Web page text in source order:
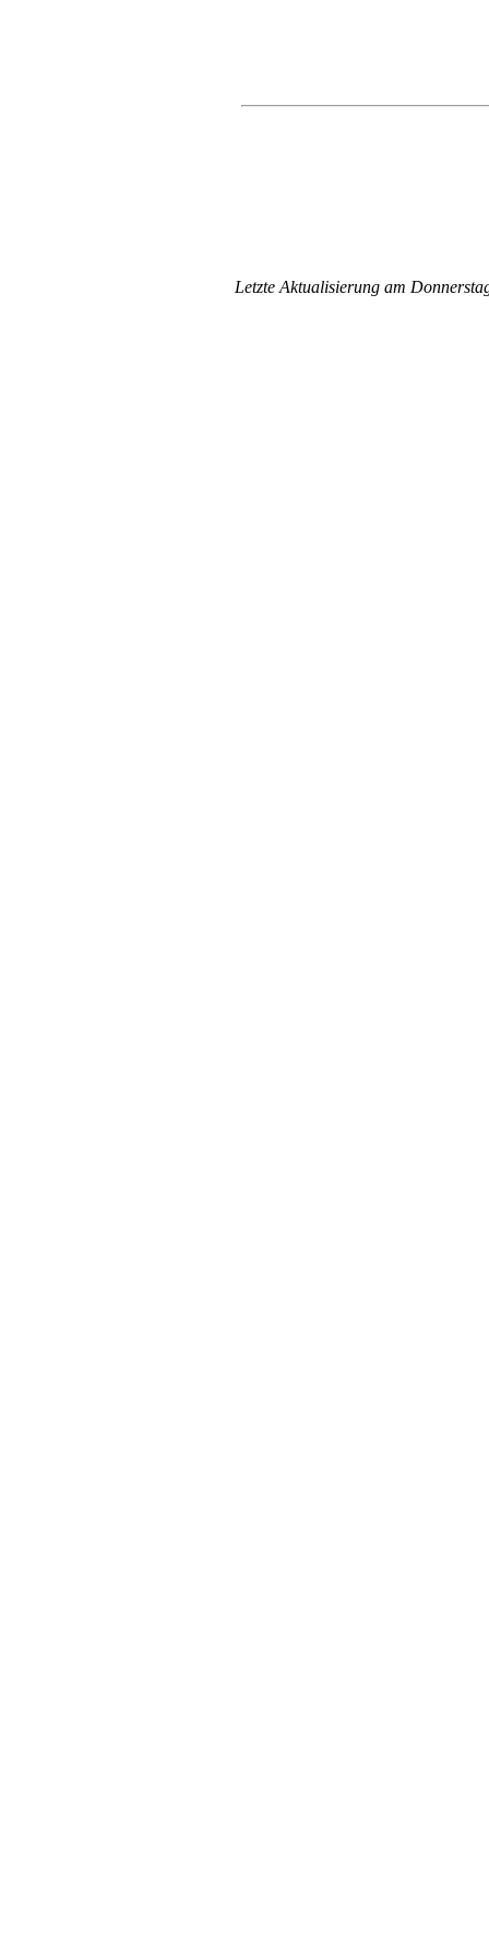
Letzte Aktualisierung am